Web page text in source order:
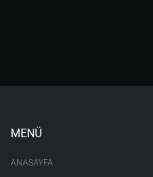
MENÜ
ANASAYFA